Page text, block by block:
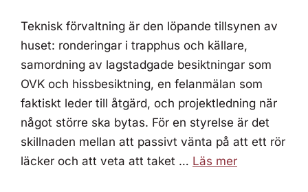
Teknisk förvaltning är den löpande tillsynen av
huset: ronderingar i trapphus och källare,
samordning av lagstadgade besiktningar som
OVK och hissbesiktning, en felanmälan som
faktiskt leder till åtgärd, och projektledning när
något större ska bytas. För en styrelse är det
skillnaden mellan att passivt vänta på att ett rör
läcker och att veta att taket … Läs mer